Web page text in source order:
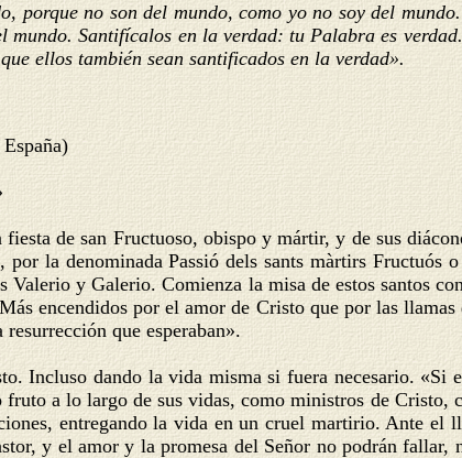
porque no son del mundo, como yo no soy del
Santifícalos en la verdad: tu Palabra es
ellos también sean santificados en la verdad».
de san Fructuoso, obispo y mártir, y de sus
por la denominada Passió dels sants màrtirs
y Galerio. Comienza la misa de estos santos
encendidos por el amor de Cristo que por las
que esperaban».
Incluso dando la vida misma si fuera necesario.
fruto a lo largo de sus vidas, como ministros de
entregando la vida en un cruel martirio. Ante el
y el amor y la promesa del Señor no podrán